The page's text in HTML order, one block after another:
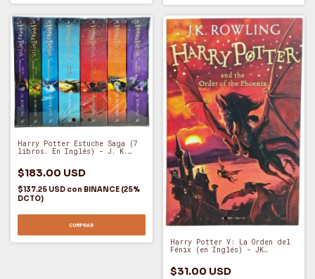
Harry Potter Estuche Saga (7
libros. En Inglés) - J. K.
$183.00 USD
$137.25 USD con BINANCE (25%
DCTO)
COMPRAR
Harry Potter V: La Orden del
Fénix (en Inglés) - JK
$31.00 USD